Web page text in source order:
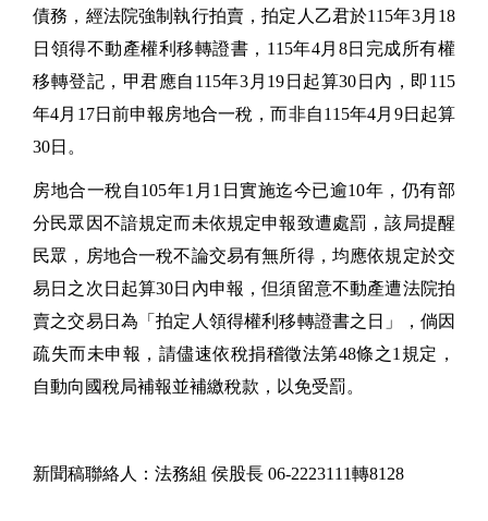
債務，經法院強制執行拍賣，拍定人乙君於115年3月18
日領得不動產權利移轉證書，115年4月8日完成所有權
移轉登記，甲君應自115年3月19日起算30日內，即115
年4月17日前申報房地合一稅，而非自115年4月9日起算
30日。
房地合一稅自105年1月1日實施迄今已逾10年，仍有部
分民眾因不諳規定而未依規定申報致遭處罰，該局提醒
民眾，房地合一稅不論交易有無所得，均應依規定於交
易日之次日起算30日內申報，但須留意不動產遭法院拍
賣之交易日為「拍定人領得權利移轉證書之日」，倘因
疏失而未申報，請儘速依稅捐稽徵法第48條之1規定，
自動向國稅局補報並補繳稅款，以免受罰。
新聞稿聯絡人：法務組 侯股長 06-2223111轉8128